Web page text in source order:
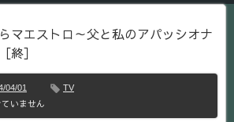
マエストロ～父と私のアパッシオナ
終］
04/01 TV
いません